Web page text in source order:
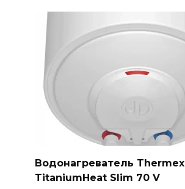
Водонагреватель Thermex
TitaniumHeat Slim 70 V